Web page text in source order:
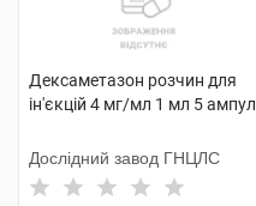
Дексаметазон розчин для
ін'єкцій 4 мг/мл 1 мл 5 ампул
Дослідний завод ГНЦЛС